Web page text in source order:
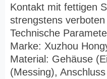
Kontakt mit fettigen
strengstens verboten
Technische
Marke: Xuzhou
Material: Gehäuse
(Messing),